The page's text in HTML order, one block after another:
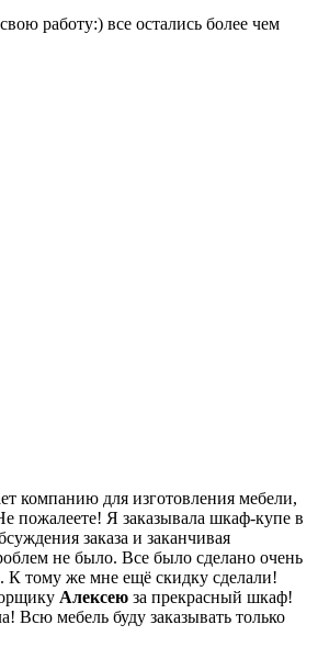
работу:) все остались более чем
компанию для изготовления мебели,
пожалеете! Я заказывала шкаф-купе в
заказа и заканчивая
не было. Все было сделано очень
К тому же мне ещё скидку сделали!
Алексею за прекрасный шкаф!
Всю мебель буду заказывать только